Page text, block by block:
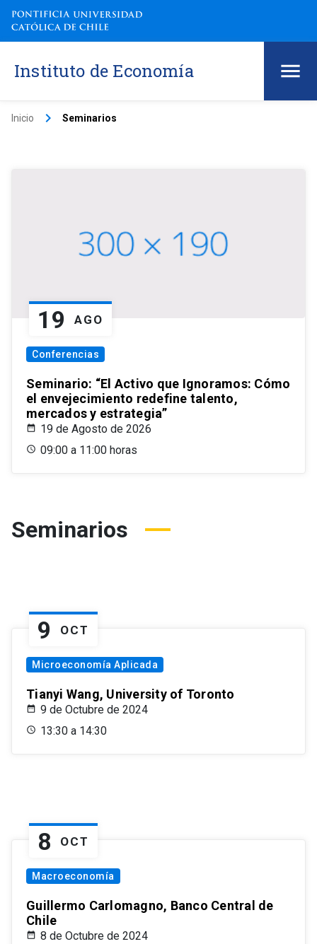
Instituto de Economía
Inicio keyboard_arrow_right Seminarios
19 AGO
Conferencias
Seminario: “El Activo que Ignoramos: Cómo
el envejecimiento redefine talento,
mercados y estrategia”
19 de Agosto de 2026
09:00 a 11:00 horas
Seminarios
9 OCT
Microeconomía Aplicada
Tianyi Wang, University of Toronto
9 de Octubre de 2024
13:30 a 14:30
8 OCT
Macroeconomía
Guillermo Carlomagno, Banco Central de
Chile
8 de Octubre de 2024